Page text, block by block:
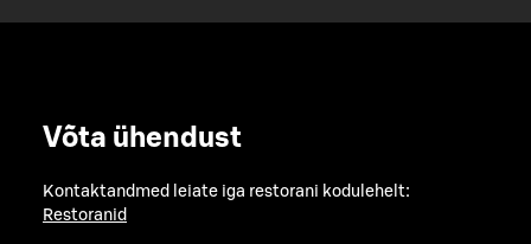
Võta ühendust
Kontaktandmed leiate iga restorani kodulehelt:
Restoranid